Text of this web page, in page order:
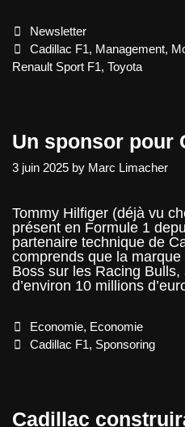
Categories
Newsletter
Tags
Cadillac F1, Management,
Renault Sport F1, Toyota
Un sponsor pour
3 juin 2025 by Marc Limacher
Tommy Hilfiger (déjà vu
présent en Formule 1
partenaire technique de
comprends que la
Boss sur les Racing
d’environ 10 millions
Categories
Economie, Economie
Tags
Cadillac F1, Sponsoring
Cadillac